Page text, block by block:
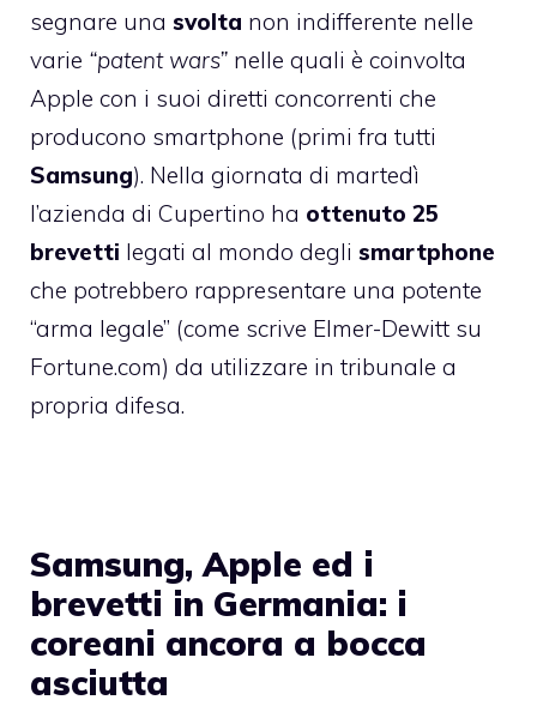
segnare una svolta non indifferente nelle
varie “patent wars” nelle quali è coinvolta
Apple con i suoi diretti concorrenti che
producono smartphone (primi fra tutti
Samsung). Nella giornata di martedì
l’azienda di Cupertino ha ottenuto 25
brevetti legati al mondo degli smartphone
che potrebbero rappresentare una potente
“arma legale” (come scrive Elmer-Dewitt su
Fortune.com) da utilizzare in tribunale a
propria difesa.
Samsung, Apple ed i
brevetti in Germania: i
coreani ancora a bocca
asciutta